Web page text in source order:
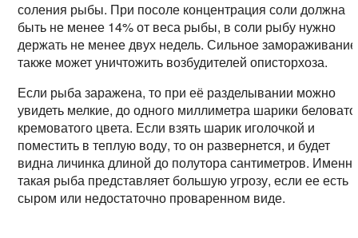
соления рыбы. При посоле концентрация соли должна
быть не менее 14% от веса рыбы, в соли рыбу нужно
держать не менее двух недель. Сильное замораживание
также может уничтожить возбудителей описторхоза.
Если рыба заражена, то при её разделывании можно
увидеть мелкие, до одного миллиметра шарики
кремоватого цвета. Если взять шарик иголочкой и
поместить в теплую воду, то он развернется, и будет
видна личинка длиной до полутора сантиметров.
такая рыба представляет большую угрозу, если ее есть
сыром или недостаточно проваренном виде.